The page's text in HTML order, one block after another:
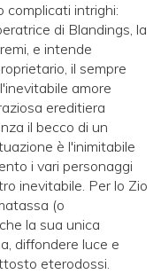
complicati intrighi:
di Blandings, la
e intende
il sempre
amore
ereditiera
il becco di un
è l'inimitabile
i vari personaggi
inevitabile. Per lo Zio
(o
la sua unica
diffondere luce e
eterodossi.